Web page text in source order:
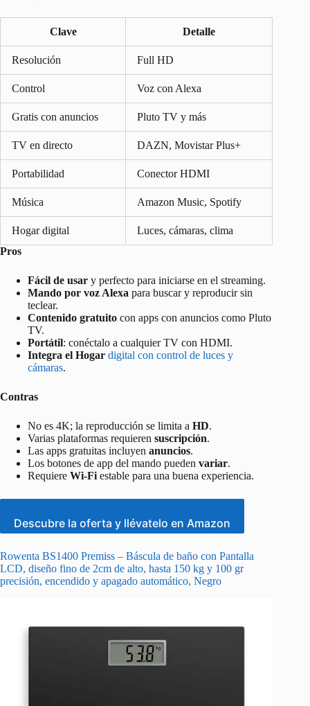
Clave Detalle
Resolución Full HD
Control Voz con Alexa
Gratis con anuncios Pluto TV y más
TV en directo DAZN, Movistar Plus+
Portabilidad Conector HDMI
Música Amazon Music, Spotify
Hogar digital
Luces, cámaras, clima
Pros
Fácil de usar y perfecto para iniciarse en el streaming.
Mando por voz Alexa para buscar y reproducir sin
teclear.
Contenido gratuito con apps con anuncios como Pluto
TV.
Portátil: conéctalo a cualquier TV con HDMI.
Integra el Hogar digital con control de luces y
cámaras.
Contras
No es 4K; la reproducción se limita a HD.
Varias plataformas requieren suscripción.
Las apps gratuitas incluyen anuncios.
Los botones de app del mando pueden variar.
Requiere Wi‑Fi estable para una buena experiencia.
Descubre la oferta y llévatelo en Amazon
Rowenta BS1400 Premiss – Báscula de baño con Pantalla
LCD, diseño fino de 2cm de alto, hasta 150 kg y 100 gr
precisión, encendido y apagado automático, Negro